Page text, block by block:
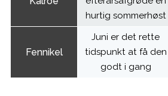
hurtig sommerhøst
Fennikel
Juni er det rette
tidspunkt at få den
godt i gang